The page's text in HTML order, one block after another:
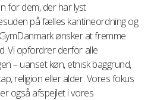
for dem, der har lyst
på fælles kantineordning og
ønsker at fremme
Vi opfordrer derfor alle
– uanset køn, etnisk baggrund,
religion eller alder. Vores fokus
også afspejlet i vores